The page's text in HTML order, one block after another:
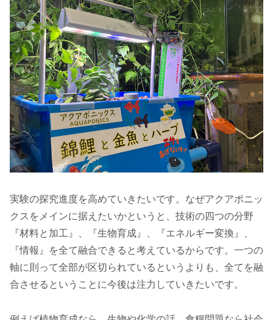
実験の探究進度を高めていきたいです。なぜアクアポニッ
クスをメインに据えたいかというと、技術の四つの分野
『材料と加工』、『生物育成』、『エネルギー変換』、
『情報』を全て融合できると考えているからです。一つの
軸に則って全部が区切られているというよりも、全てを融
合させるということに今後は注力していきたいです。